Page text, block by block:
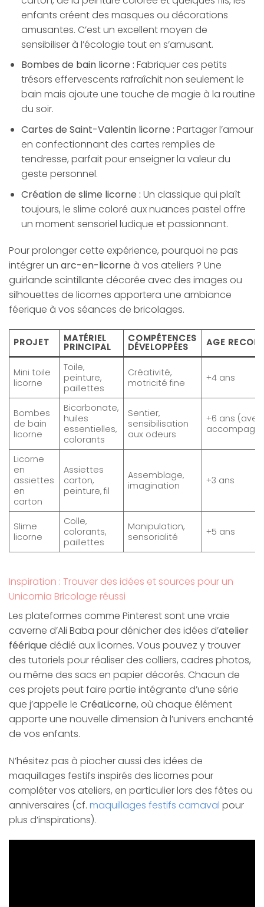
enfants créent des masques ou décorations
amusantes. C’est un excellent moyen de
sensibiliser à l’écologie tout en s’amusant.
Bombes de bain licorne : Fabriquer ces petits
trésors effervescents rafraîchit non seulement le
bain mais ajoute une touche de magie à la routine
du soir.
Cartes de Saint-Valentin licorne : Partager l’amour
en confectionnant des cartes remplies de
tendresse, parfait pour enseigner la valeur du
geste personnel.
Création de slime licorne : Un classique qui plaît
toujours, le slime coloré aux nuances pastel offre
un moment sensoriel ludique et passionnant.
Pour prolonger cette expérience, pourquoi ne pas
intégrer un arc-en-licorne à vos ateliers ? Une
guirlande scintillante décorée avec des images ou
silhouettes de licornes apportera une ambiance
féerique à vos séances de bricolages.
PROJET MATÉRIEL
PRINCIPAL
COMPÉTENCES
DÉVELOPPÉES AGE
Mini toile
licorne
Toile,
peinture,
paillettes
Créativité,
motricité fine
+4 ans
Bombes
de bain
licorne
Bicarbonate,
huiles
essentielles,
colorants
Sentier,
sensibilisation
aux odeurs
+6 ans (avec
Licorne
en
assiettes
en
carton
Assiettes
carton,
peinture, fil
Assemblage,
imagination
+3 ans
Slime
licorne
Colle,
colorants,
paillettes
Manipulation,
sensorialité
+5 ans
Inspiration : Trouver des idées et sources pour un
Unicornia Bricolage réussi
Les plateformes comme Pinterest sont une vraie
caverne d’Ali Baba pour dénicher des idées d’atelier
féérique dédié aux licornes. Vous pouvez y trouver
des tutoriels pour réaliser des colliers, cadres photos,
ou même des sacs en papier décorés. Chacun de
ces projets peut faire partie intégrante d’une série
que j’appelle le CréaLicorne, où chaque élément
apporte une nouvelle dimension à l’univers enchanté
de vos enfants.
N’hésitez pas à piocher aussi des idées de
maquillages festifs inspirés des licornes pour
compléter vos ateliers, en particulier lors des fêtes ou
anniversaires (cf. maquillages festifs carnaval pour
plus d’inspirations).